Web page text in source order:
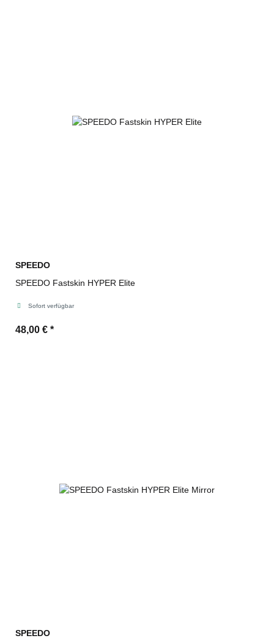
SPEEDO
SPEEDO Fastskin HYPER Elite
Sofort verfügbar
48,00 € *
SPEEDO